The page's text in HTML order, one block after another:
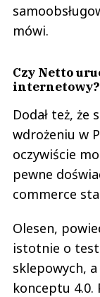
mówi.
Czy Netto
internetowy?
Dodał też, że
wdrożeniu w
oczywiście
pewne
commerce
Olesen,
istotnie o
sklepowych,
konceptu 4.0.